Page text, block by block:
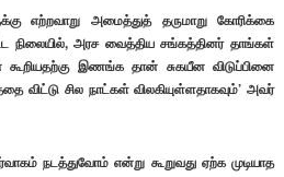
எற்றவாறு அமைத்துத் தருமாறு கோரிக்கை
நிலையில், அரச வைத்திய சங்கத்தினர் தாங்கள்
இணங்க தான் சுகயீன விடுப்பினை
விட்டு சில நாட்கள் விலகியுள்ளதாகவும்’ அவர்
நடத்துவோம் என்று கூறுவது ஏற்க முடியாத